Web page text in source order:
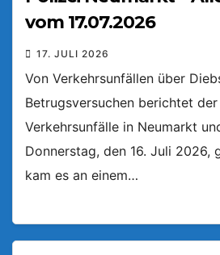
vom 17.07.2026
17. JULI 2026
Von Verkehrsunfällen über
Betrugsversuchen berichtet
Verkehrsunfälle in Neumarkt
Donnerstag, den 16. Juli 2026,
kam es an einem…